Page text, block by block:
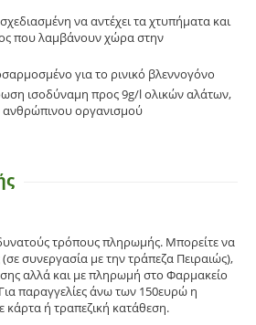
να αντέχει τα χτυπήματα και
που λαμβάνουν χώρα στην
για το ρινικό βλεννογόνο
ισοδύναμη προς 9g/l ολικών αλάτων,
ανθρώπινου οργανισμού
τρόπους πληρωμής. Μπορείτε να
συνεργασία με την τράπεζα Πειραιώς),
αλλά και με πληρωμή στο Φαρμακείο
παραγγελίες άνω των 150ευρώ η
κάρτα ή τραπεζική κατάθεση.